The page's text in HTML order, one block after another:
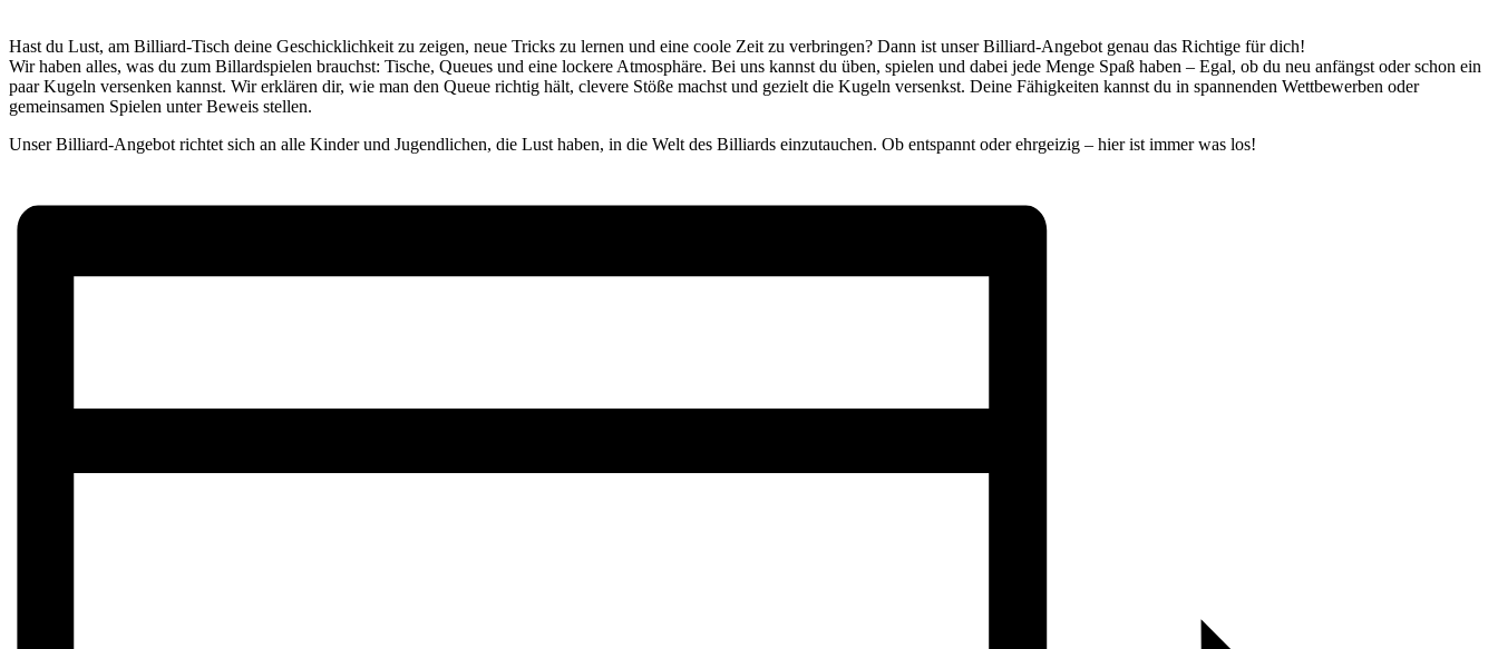
Hast du Lust, am Billiard-Tisch deine Geschicklichkeit zu zeigen, neue Tricks zu lernen und eine coole Zeit zu verbringen? Dann ist unser Billiard-Angebot genau das Richtige für dich!
Wir haben alles, was du zum Billardspielen brauchst: Tische, Queues und eine lockere Atmosphäre. Bei uns kannst du üben, spielen und dabei jede Menge Spaß haben – Egal, ob du neu anfängst oder schon ein
paar Kugeln versenken kannst. Wir erklären dir, wie man den Queue richtig hält, clevere Stöße machst und gezielt die Kugeln versenkst. Deine Fähigkeiten kannst du in spannenden Wettbewerben oder
gemeinsamen Spielen unter Beweis stellen.
Unser Billiard-Angebot richtet sich an alle Kinder und Jugendlichen, die Lust haben, in die Welt des Billiards einzutauchen. Ob entspannt oder ehrgeizig – hier ist immer was los!